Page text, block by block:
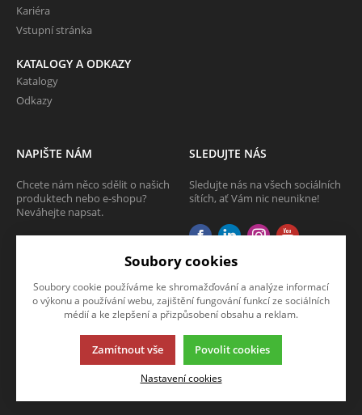
Kariéra
Vstupní stránka
KATALOGY A ODKAZY
Katalogy
Odkazy
NAPIŠTE NÁM
Chcete nám něco sdělit o našich
produktech nebo e-shopu?
Neváhejte napsat.
SLEDUJTE NÁS
Sledujte nás na všech sociálních
sítích, ať Vám nic neunikne!
Tato stránka používá soubory cookies. Klikněte pro více informací.
Soubory cookies
Soubory cookie používáme ke shromažďování a analýze informací
o výkonu a používání webu, zajištění fungování funkcí ze sociálních
médií a ke zlepšení a přizpůsobení obsahu a reklam.
Zamítnout vše Povolit cookies
Nastavení cookies